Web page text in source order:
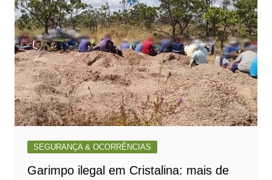
SEGURANÇA & OCORRÊNCIAS
Garimpo ilegal em Cristalina: mais de